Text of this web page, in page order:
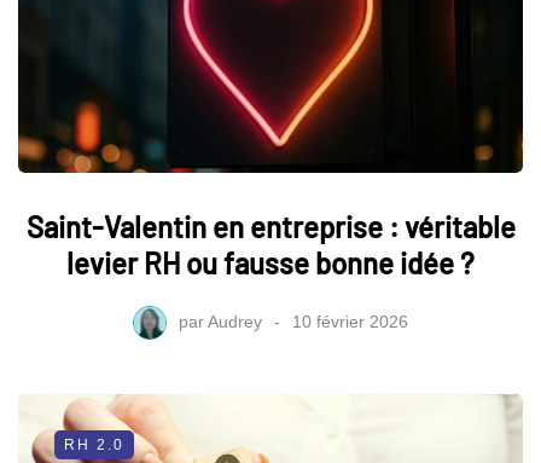
Saint-Valentin en entreprise : véritable
levier RH ou fausse bonne idée ?
parAudrey 10 février 2026
RH 2.0